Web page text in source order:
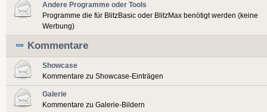
Andere Programme oder Tools
Programme die für BlitzBasic oder BlitzMax benötigt werden (keine
Werbung)
Kommentare
Showcase
Kommentare zu Showcase-Einträgen
Galerie
Kommentare zu Galerie-Bildern